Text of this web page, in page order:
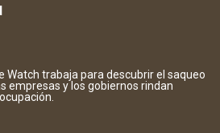
Watch trabaja para descubrir el saqueo
empresas y los gobiernos rindan